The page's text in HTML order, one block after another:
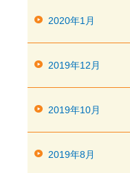
2020年1月
2019年12月
2019年10月
2019年8月